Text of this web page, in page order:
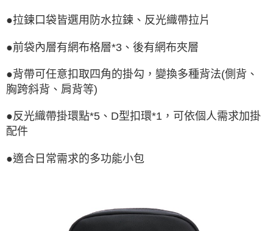
●拉鍊口袋皆選用防水拉鍊、反光織帶拉片
●前袋內層有網布格層*3、後有網布夾層
●背帶可任意扣取四角的掛勾，變換多種背法(側背、
胸跨斜背、肩背等)
●反光織帶掛環點*5、D型扣環*1，可依個人需求加掛
配件
●適合日常需求的多功能小包